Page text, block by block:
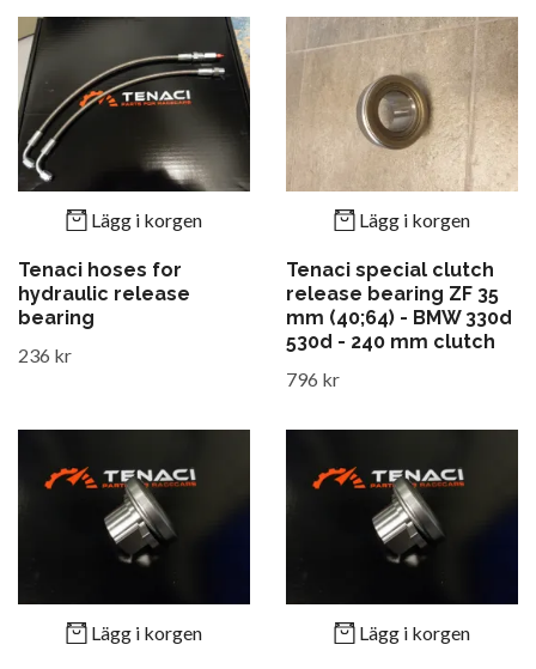
Lägg i korgen
Tenaci hoses for
hydraulic release
bearing
236 kr
Lägg i korgen
Tenaci special clutch
release bearing ZF 35
mm (40;64) - BMW 330d
530d - 240 mm clutch
796 kr
Lägg i korgen Lägg i korgen